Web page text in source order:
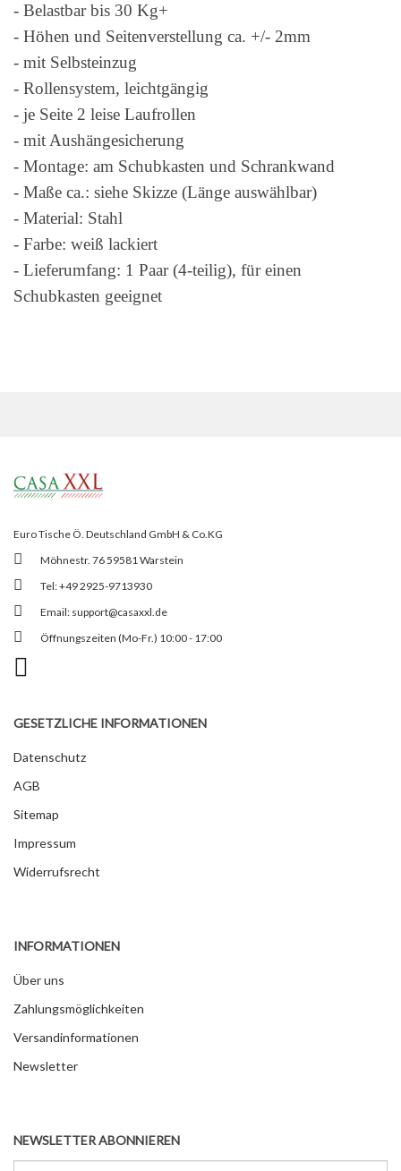
- Belastbar bis 30 Kg+
- Höhen und Seitenverstellung ca. +/- 2mm
- mit Selbsteinzug
- Rollensystem, leichtgängig
- je Seite 2 leise Laufrollen
- mit Aushängesicherung
- Montage: am Schubkasten und Schrankwand
- Maße ca.: siehe Skizze (Länge auswählbar)
- Material: Stahl
- Farbe: weiß lackiert
- Lieferumfang: 1 Paar (4-teilig), für einen
Schubkasten geeignet
Euro Tische Ö. Deutschland GmbH & Co.KG
Möhnestr. 76 59581 Warstein
Tel: +49 2925-9713930
Email: support@casaxxl.de
Öffnungszeiten (Mo-Fr.) 10:00 - 17:00
GESETZLICHE INFORMATIONEN
Datenschutz
AGB
Sitemap
Impressum
Widerrufsrecht
INFORMATIONEN
Über uns
Zahlungsmöglichkeiten
Versandinformationen
Newsletter
NEWSLETTER ABONNIEREN